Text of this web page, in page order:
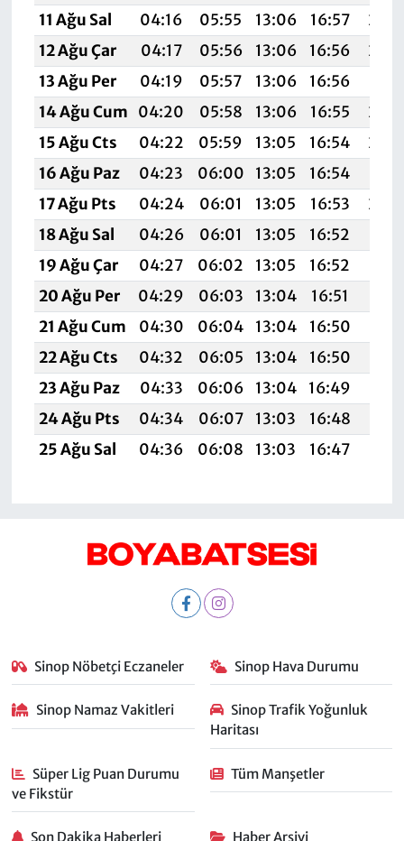
11 Ağu Sal
04:16 05:55 13:06 16:57
12 Ağu Çar
04:17 05:56 13:06 16:56
13 Ağu Per
04:19 05:57 13:06 16:56
14 Ağu Cum 04:20 05:58 13:06 16:55
15 Ağu Cts
04:22 05:59 13:05 16:54
16 Ağu Paz
04:23 06:00 13:05 16:54
17 Ağu Pts
04:24 06:01 13:05 16:53
18 Ağu Sal
04:26 06:01 13:05 16:52
19 Ağu Çar
04:27 06:02 13:05 16:52
20 Ağu Per
04:29 06:03 13:04 16:51
21 Ağu Cum
04:30 06:04 13:04 16:50
22 Ağu Cts
04:32 06:05 13:04 16:50
23 Ağu Paz
04:33 06:06 13:04 16:49
24 Ağu Pts
04:34 06:07 13:03 16:48
25 Ağu Sal
04:36 06:08 13:03 16:47
Sinop Nöbetçi Eczaneler Sinop Hava Durumu
Sinop Namaz Vakitleri
Sinop Trafik Yoğunluk
Haritası
Süper Lig Puan Durumu
ve Fikstür
Tüm Manşetler
Son Dakika Haberleri Haber Arşivi